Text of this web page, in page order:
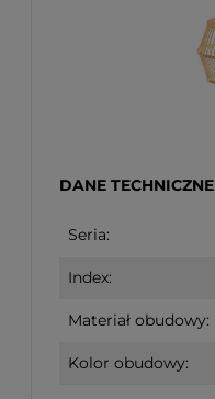
DANE TECHNICZNE
Seria:
Index:
Materiał obudowy:
Kolor obudowy: